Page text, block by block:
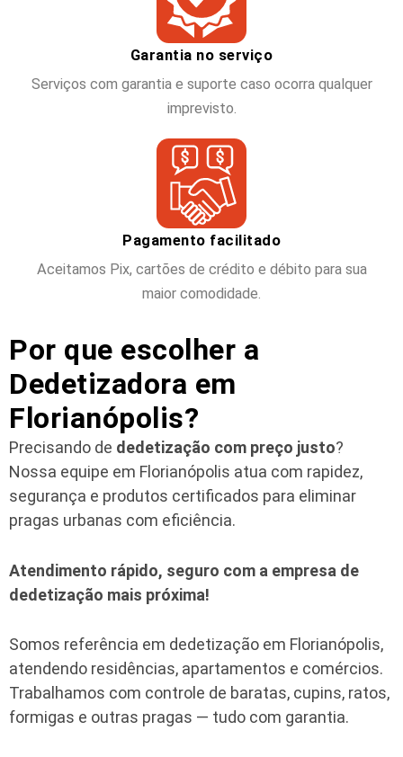
Garantia no serviço
Serviços com garantia e suporte caso ocorra qualquer
imprevisto.
Pagamento facilitado
Aceitamos Pix, cartões de crédito e débito para sua
maior comodidade.
Por que escolher a
Dedetizadora em
Florianópolis?
Precisando de dedetização com preço justo?
Nossa equipe em Florianópolis atua com rapidez,
segurança e produtos certificados para eliminar
pragas urbanas com eficiência.
Atendimento rápido, seguro com a empresa de
dedetização mais próxima!
Somos referência em dedetização em Florianópolis,
atendendo residências, apartamentos e comércios.
Trabalhamos com controle de baratas, cupins, ratos,
formigas e outras pragas — tudo com garantia.